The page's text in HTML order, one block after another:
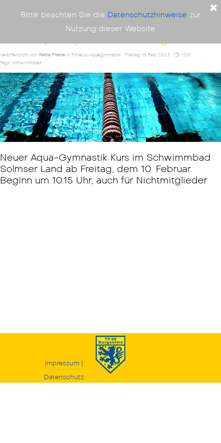
Bitte beachten Sie die Datenschutzhinweise zur
Nutzung dieser Website
TV 06 Burgsolms
Veröffentlicht von Petra Friese in Fitness/Aquagymnastik · Freitag 10 Feb 2023 ·
1:00
Tags: Schwimmbad
Neuer Aqua-Gymnastik Kurs im Schwimmbad
Solmser Land ab Freitag, dem 10. Februar.
Beginn um 10.15 Uhr, auch für Nichtmitglieder
Impressum |
Datenschutz